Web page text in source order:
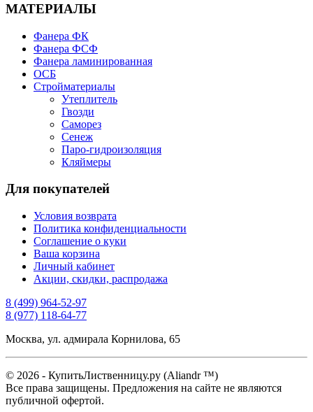
МАТЕРИАЛЫ
Фанера ФК
Фанера ФСФ
Фанера ламинированная
ОСБ
Стройматериалы
Утеплитель
Гвозди
Саморез
Сенеж
Паро-гидроизоляция
Кляймеры
Для покупателей
Условия возврата
Политика конфиденциальности
Соглашение о куки
Ваша корзина
Личный кабинет
Акции, скидки, распродажа
8 (499) 964-52-97
8 (977) 118-64-77
Москва, ул. адмирала Корнилова, 65
© 2026 - КупитьЛиственницу.ру (Aliandr ™)
Все права защищены. Предложения на сайте не являются
публичной офертой.